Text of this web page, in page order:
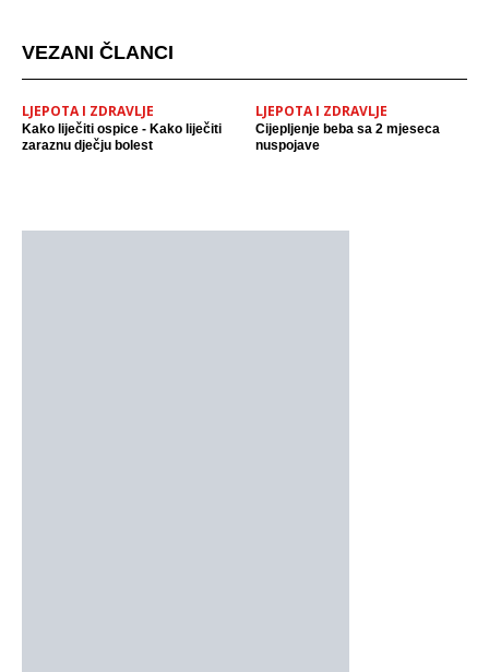
VEZANI ČLANCI
LJEPOTA I ZDRAVLJE
Kako liječiti ospice - Kako liječiti
zaraznu dječju bolest
LJEPOTA I ZDRAVLJE
Cijepljenje beba sa 2 mjeseca
nuspojave